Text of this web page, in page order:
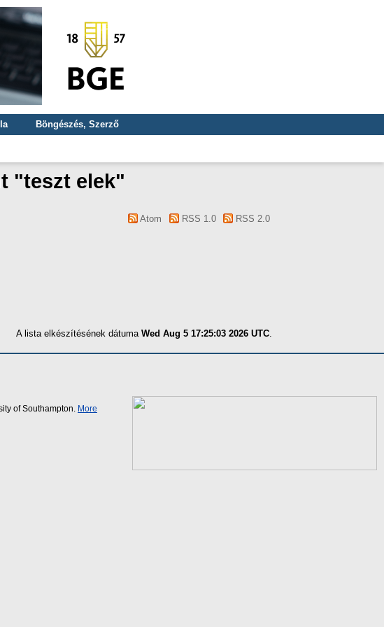
Böngészés, Szerző
"teszt elek"
Atom RSS 1.0 RSS 2.0
A lista elkészítésének dátuma Wed Aug 5 17:25:03 2026 UTC
of Southampton.
More